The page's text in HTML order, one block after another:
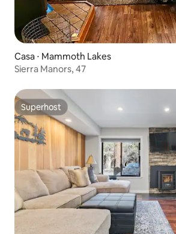
Casa ⋅ Mammoth Lakes
Sierra Manors, 47
Superhost
Superhost